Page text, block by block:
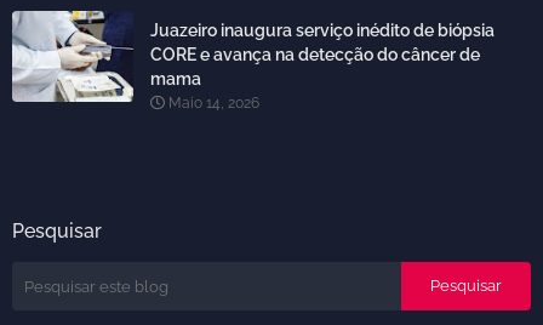
Juazeiro inaugura serviço inédito de biópsia
CORE e avança na detecção do câncer de
mama
Maio 14, 2026
Pesquisar